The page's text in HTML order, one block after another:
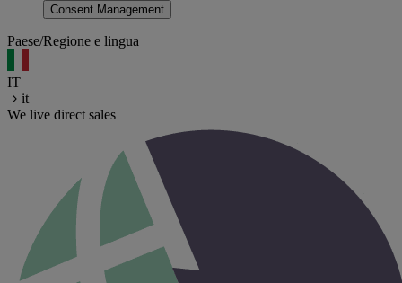
Consent Management
Paese/Regione e lingua
IT
it
We live direct sales